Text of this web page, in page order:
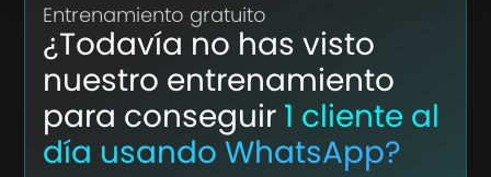
Entrenamiento gratuito
¿Todavía no has visto
nuestro entrenamiento
para conseguir 1 cliente al
día usando WhatsApp?